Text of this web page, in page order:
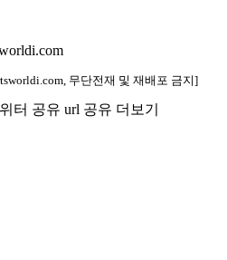
무단전재 및 재배포 금지]
터 공유 url 공유 더보기